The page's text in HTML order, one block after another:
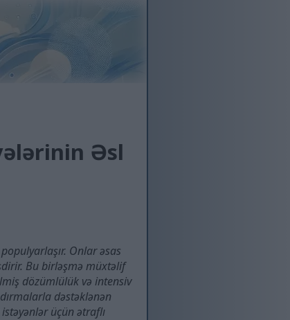
Əsl
Onlar əsas
Bu birləşmə müxtəlif
dözümlülük və intensiv
dəstəklənən
üçün ətraflı